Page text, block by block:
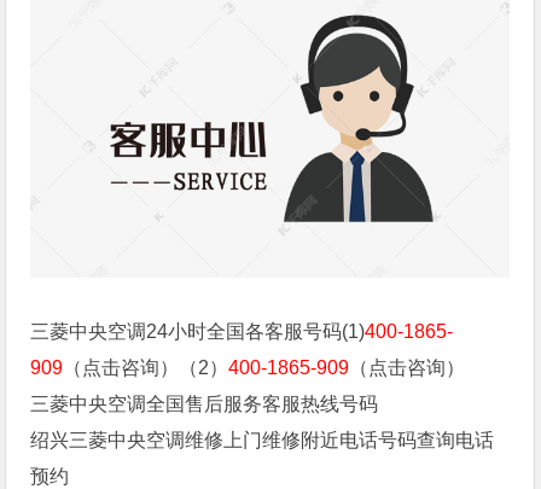
三菱中央空调24小时全国各客服号码(1)400-1865-
909 （点击咨询）（2）400-1865-909 （点击咨询）
三菱中央空调全国售后服务客服热线号码
绍兴三菱中央空调维修上门维修附近电话号码查询电话
预约